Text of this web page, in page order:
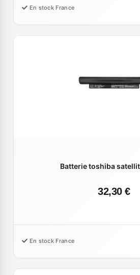
En stock France
Batterie toshiba
32,30 €
En stock France